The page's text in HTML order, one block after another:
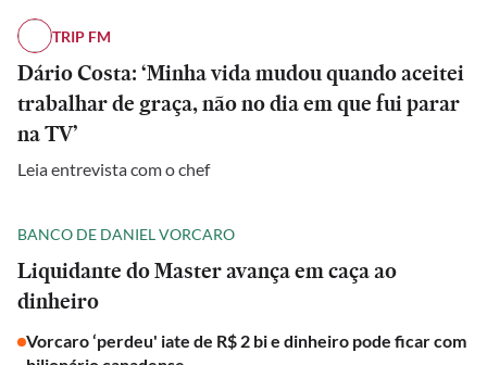
TRIP FM
Dário Costa: ‘Minha vida mudou quando aceitei
trabalhar de graça, não no dia em que fui parar
na TV’
Leia entrevista com o chef
BANCO DE DANIEL VORCARO
Liquidante do Master avança em caça ao
dinheiro
Vorcaro ‘perdeu' iate de R$ 2 bi e dinheiro pode ficar com